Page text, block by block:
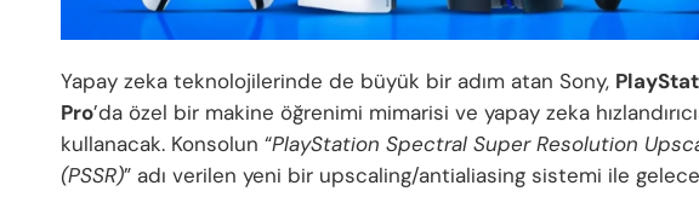
Yapay zeka teknolojilerinde de büyük bir adım atan Sony,
Pro’da özel bir makine öğrenimi mimarisi ve yapay zeka
kullanacak. Konsolun “PlayStation Spectral Super Resolution
(PSSR)” adı verilen yeni bir upscaling/antialiasing sistemi ile